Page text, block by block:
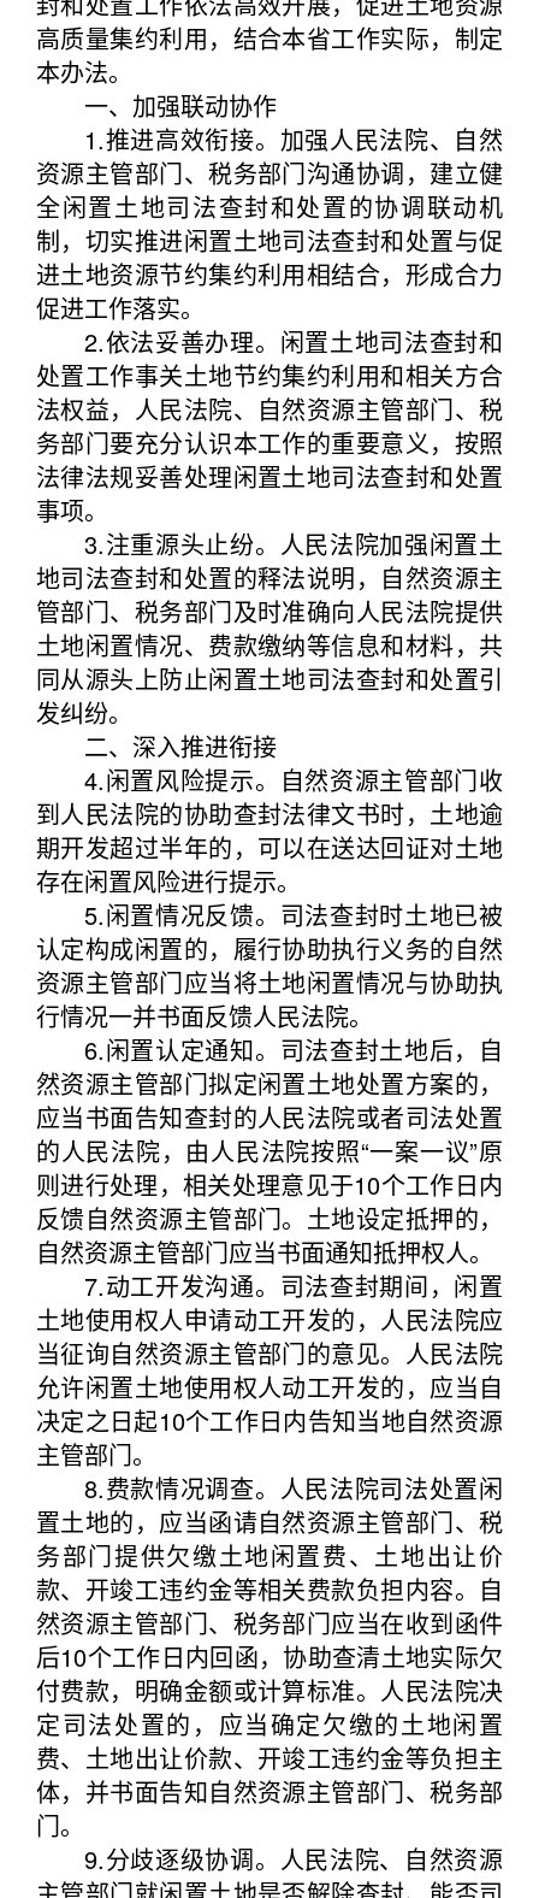
高质量集约利用，结合本省工作实际，制定
本办法。
一、加强联动协作
1.推进高效衔接。加强人民法院、自然
资源主管部门、税务部门沟通协调，建立健
全闲置土地司法查封和处置的协调联动机
制，切实推进闲置土地司法查封和处置与促
进土地资源节约集约利用相结合，形成合力
促进工作落实。
2.依法妥善办理。闲置土地司法查封和
处置工作事关土地节约集约利用和相关方合
法权益，人民法院、自然资源主管部门、税
务部门要充分认识本工作的重要意义，按照
法律法规妥善处理闲置土地司法查封和处置
事项。
3.注重源头止纷。人民法院加强闲置土
地司法查封和处置的释法说明，自然资源主
管部门、税务部门及时准确向人民法院提供
土地闲置情况、费款缴纳等信息和材料，共
同从源头上防止闲置土地司法查封和处置引
发纠纷。
二、深入推进衔接
4.闲置风险提示。自然资源主管部门收
到人民法院的协助查封法律文书时，土地逾
期开发超过半年的，可以在送达回证对土地
存在闲置风险进行提示。
5.闲置情况反馈。司法查封时土地已被
认定构成闲置的，履行协助执行义务的自然
资源主管部门应当将土地闲置情况与协助执
行情况一并书面反馈人民法院。
6.闲置认定通知。司法查封土地后，自
然资源主管部门拟定闲置土地处置方案的，
应当书面告知查封的人民法院或者司法处置
的人民法院，由人民法院按照“一案一议”原
则进行处理，相关处理意见于10个工作日内
反馈自然资源主管部门。土地设定抵押的，
自然资源主管部门应当书面通知抵押权人。
7.动工开发沟通。司法查封期间，闲置
土地使用权人申请动工开发的，人民法院应
当征询自然资源主管部门的意见。人民法院
允许闲置土地使用权人动工开发的，应当自
决定之日起10个工作日内告知当地自然资源
主管部门。
8.费款情况调查。人民法院司法处置闲
置土地的，应当函请自然资源主管部门、税
务部门提供欠缴土地闲置费、土地出让价
款、开竣工违约金等相关费款负担内容。自
然资源主管部门、税务部门应当在收到函件
后10个工作日内回函，协助查清土地实际欠
付费款，明确金额或计算标准。人民法院决
定司法处置的，应当确定欠缴的土地闲置
费、土地出让价款、开竣工违约金等负担主
体，并书面告知自然资源主管部门、税务部
门。
9.分歧逐级协调。人民法院、自然资源